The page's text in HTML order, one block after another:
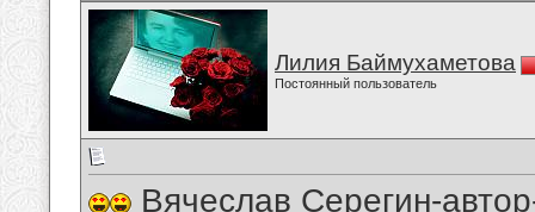
Лилия Баймухаметова
Постоянный пользователь
Вячеслав Серегин-